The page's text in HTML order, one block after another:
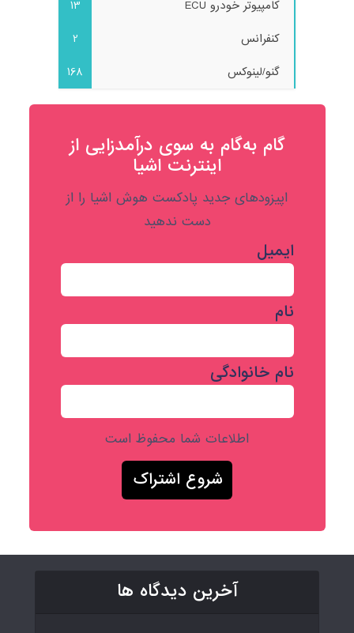
کامپیوتر خودرو ECU
13
کنفرانس
2
گنو/لینوکس
168
گام به‌گام به‌ سوی درآمدزایی از
اینترنت اشیا
اپیزودهای جدید پادکست هوش اشیا را از
دست ندهید
ایمیل
نام
نام خانوادگی
اطلاعات شما محفوظ است
آخرین دیدگاه ها